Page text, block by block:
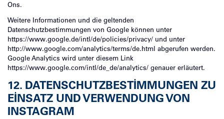
Ons.
Weitere Informationen und die geltenden
Datenschutzbestimmungen von Google können unter
https://www.google.de/intl/de/policies/privacy/ und unter
http://www.google.com/analytics/terms/de.html abgerufen werden.
Google Analytics wird unter diesem Link
https://www.google.com/intl/de_de/analytics/ genauer erläutert.
12. DATENSCHUTZBESTIMMUNGEN ZU
EINSATZ UND VERWENDUNG VON
INSTAGRAM